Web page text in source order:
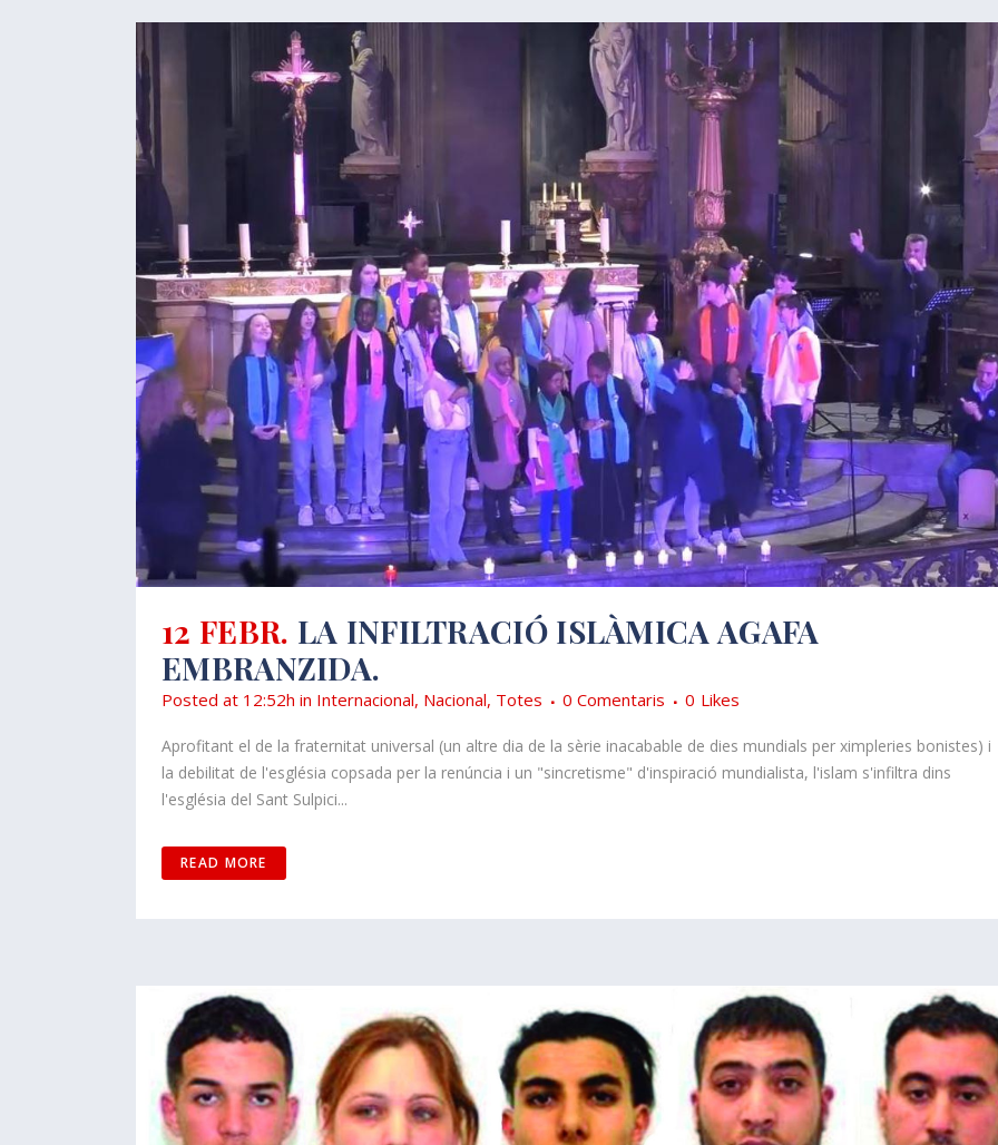
12 FEBR. LA INFILTRACIÓ ISLÀMICA AGAFA
EMBRANZIDA.
Posted at 12:52h in Internacional, Nacional, Totes 0 Comentaris 0 Likes
Aprofitant el de la fraternitat universal (un altre dia de la sèrie inacabable de dies mundials per ximpleries bonistes) i
la debilitat de l'església copsada per la renúncia i un "sincretisme" d'inspiració mundialista, l'islam s'infiltra dins
l'església del Sant Sulpici...
READ MORE